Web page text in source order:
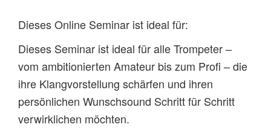
Dieses Online Seminar ist ideal für:
Dieses Seminar ist ideal für alle Trompeter –
vom ambitionierten Amateur bis zum Profi – die
ihre Klangvorstellung schärfen und ihren
persönlichen Wunschsound Schritt für Schritt
verwirklichen möchten.